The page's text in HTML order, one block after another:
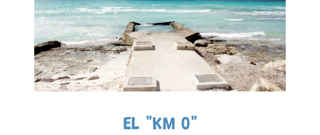
EL "KM 0"